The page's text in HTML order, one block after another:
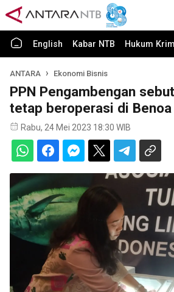
English Kabar NTB Hukum
ANTARA Ekonomi Bisnis
PPN Pengambengan
tetap beroperasi di Benoa
Rabu, 24 Mei 2023 18:30 WIB